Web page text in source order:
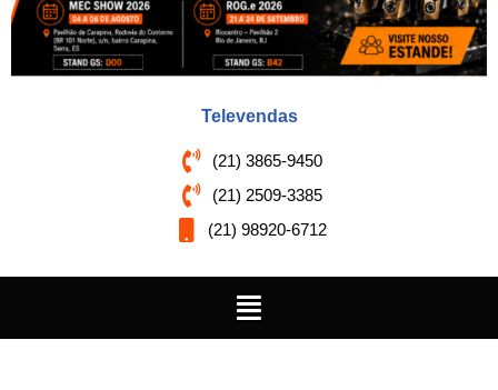
Televendas
(21) 3865-9450
(21) 2509-3385
(21) 98920-6712